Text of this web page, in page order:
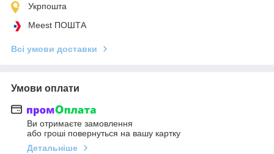
Укрпошта
Meest ПОШТА
Всі умови доставки
Умови оплати
Ви отримаєте замовлення
або гроші повернуться на вашу картку
Детальніше